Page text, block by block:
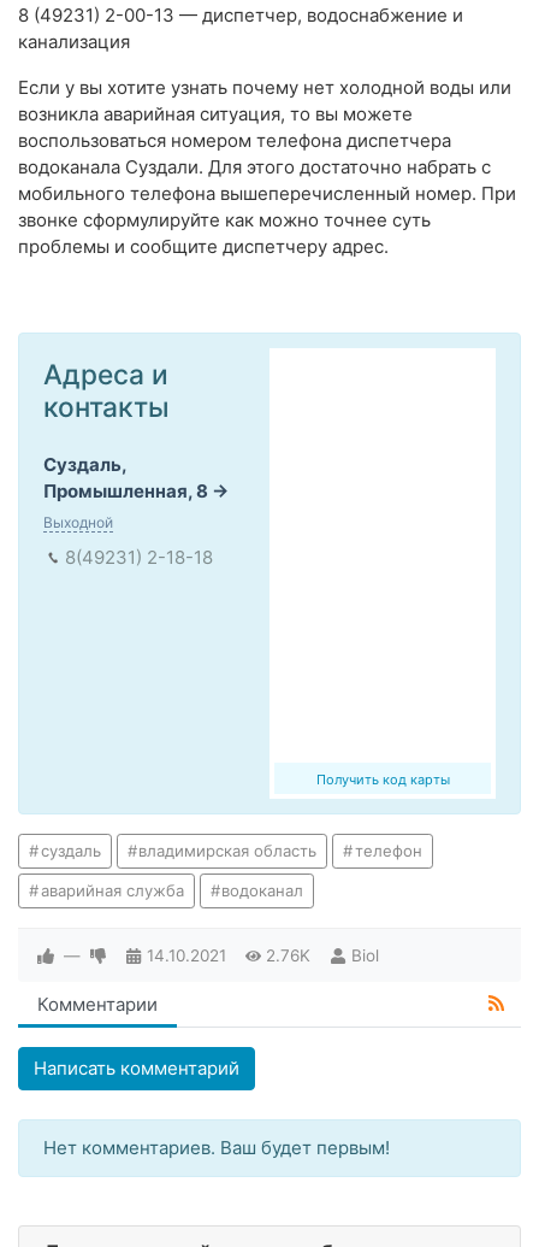
8 (49231) 2-00-13 — диспетчер, водоснабжение и
канализация
Если у вы хотите узнать почему нет холодной воды или
возникла аварийная ситуация, то вы можете
воспользоваться номером телефона диспетчера
водоканала Суздали. Для этого достаточно набрать с
мобильного телефона вышеперечисленный номер. При
звонке сформулируйте как можно точнее суть
проблемы и сообщите диспетчеру адрес.
Получить код карты
Адреса и
контакты
Суздаль,
Промышленная, 8
Выходной
8(49231) 2-18-18
суздаль владимирская область телефон
аварийная служба водоканал
— 14.10.2021 2.76K Biol
Комментарии
Написать комментарий
Нет комментариев. Ваш будет первым!